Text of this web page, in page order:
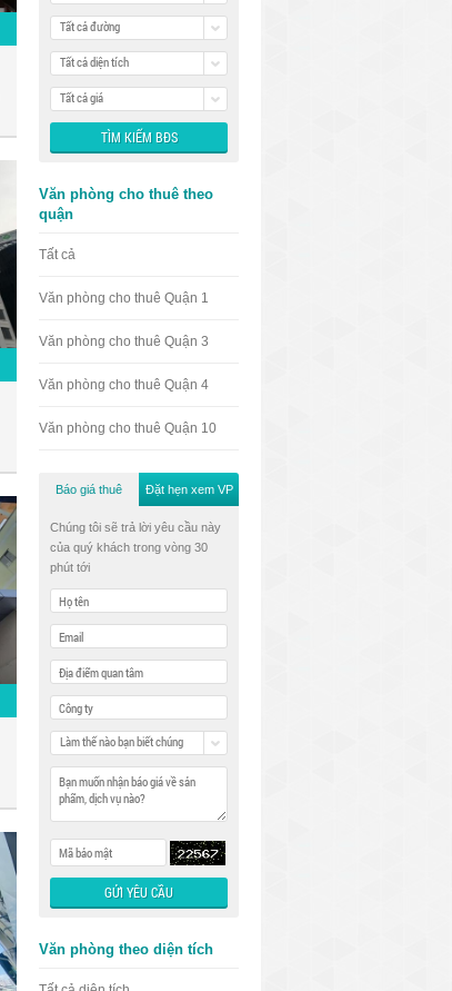
Tất cả đường
Tất cả diện tích
Tất cả giá
Văn phòng cho thuê theo
quận
Tất cả
Văn phòng cho thuê Quận 1
Văn phòng cho thuê Quận 3
Văn phòng cho thuê Quận 4
Văn phòng cho thuê Quận 10
Báo giá thuê Đặt hẹn xem VP
Chúng tôi sẽ trả lời yêu cầu này
của quý khách trong vòng 30
phút tới
Làm thế nào bạn biết chúng
Văn phòng theo diện tích